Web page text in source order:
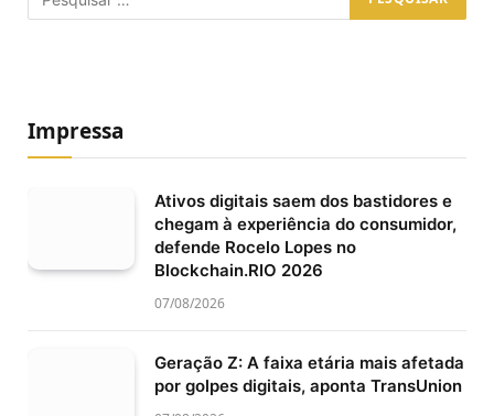
Impressa
Ativos digitais saem dos bastidores e
chegam à experiência do consumidor,
defende Rocelo Lopes no
Blockchain.RIO 2026
07/08/2026
Geração Z: A faixa etária mais afetada
por golpes digitais, aponta TransUnion